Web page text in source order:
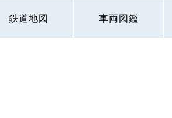
鉄道地図 車両図鑑